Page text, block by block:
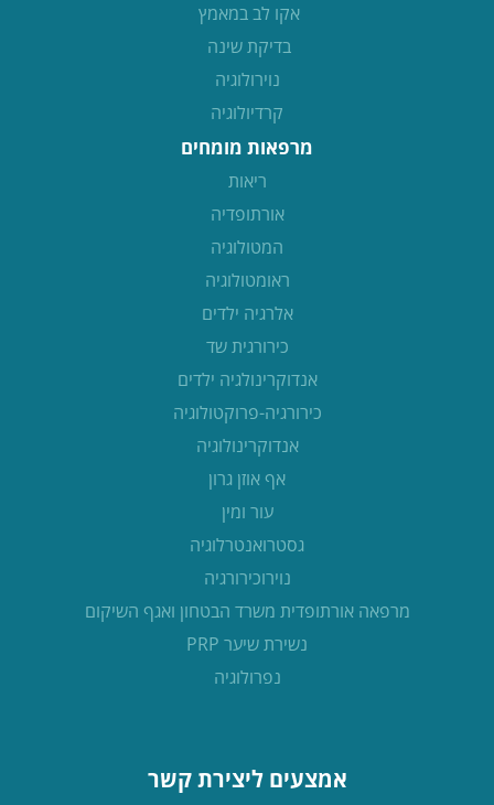
אקו לב במאמץ
בדיקת שינה
נוירולוגיה
קרדיולוגיה
מרפאות מומחים
ריאות
אורתופדיה
המטולוגיה
ראומטולוגיה
אלרגיה ילדים
כירורגית שד
אנדוקרינולגיה ילדים
כירורגיה-פרוקטולוגיה
אנדוקרינולוגיה
אף אוזן גרון
עור ומין
גסטרואנטרלוגיה
נוירוכירורגיה
מרפאה אורתופדית משרד הבטחון ואגף השיקום
נשירת שיער PRP
נפרולוגיה
אמצעים ליצירת קשר